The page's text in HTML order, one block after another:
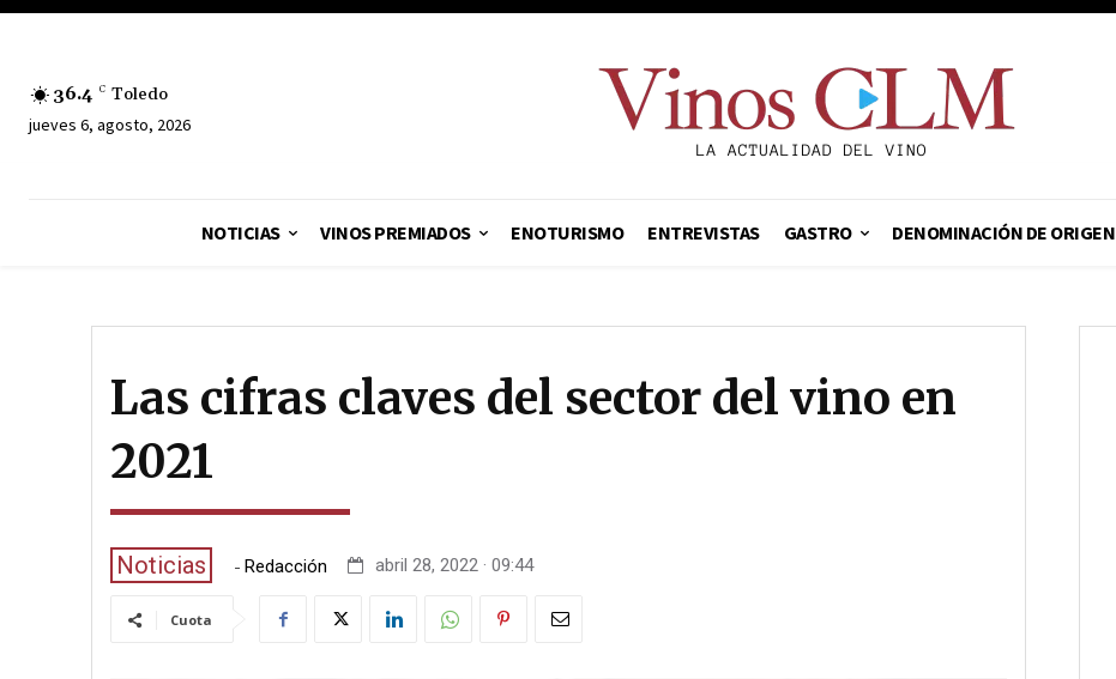
36.4 C Toledo
jueves 6, agosto, 2026
NOTICIAS VINOS PREMIADOS ENOTURISMO ENTREVISTAS GASTRO DENOMINACIÓN DE ORIGEN
Las cifras claves del sector del vino en
2021
Noticias - Redacción abril 28, 2022 · 09:44
Cuota